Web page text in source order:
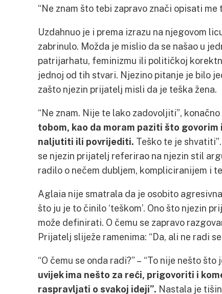
“Ne znam što tebi zapravo znači opisati me
Uzdahnuo je i prema izrazu na njegovom
zabrinulo. Možda je mislio da se našao u
patrijarhatu, feminizmu ili političkoj
jednoj od tih stvari. Njezino pitanje je bilo
zašto njezin prijatelj misli da je teška žena.
“Ne znam. Nije te lako zadovoljiti”,
tobom, kao da moram paziti što
naljutiti ili povrijediti. Teško te je
se njezin prijatelj referirao na njezin stil
radilo o nečem dubljem, kompliciranijem i
Aglaia nije smatrala da je osobito
što ju je to činilo ‘teškom’. Ono što njezin
može definirati. O čemu se zapravo
Prijatelj sliježe ramenima: “Da, ali ne radi se
“O čemu se onda radi?” – “To nije nešto
uvijek ima nešto za reći, prigovoriti i
raspravljati o svakoj ideji”. Nastala je